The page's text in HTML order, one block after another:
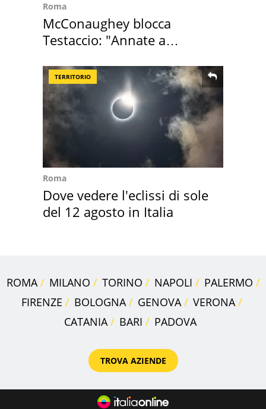
Roma
McConaughey blocca
Testaccio: "Annate a
TERRITORIO
Roma
Dove vedere l'eclissi di sole
del 12 agosto in Italia
ROMA MILANO TORINO NAPOLI
PALERMO
FIRENZE
BOLOGNA GENOVA
VERONA
CATANIA
BARI PADOVA
TROVA AZIENDE